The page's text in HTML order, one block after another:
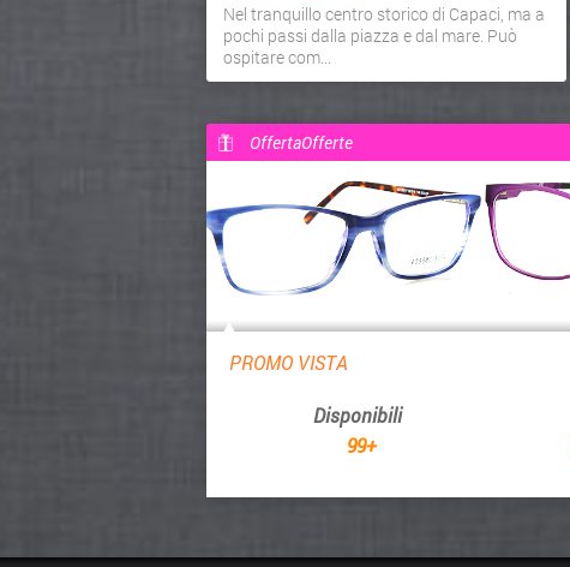
Nel tranquillo centro storico di Capaci, ma a
pochi passi dalla piazza e dal mare. Può
ospitare com...
OffertaOfferte
PROMO VISTA
Disponibili
99+